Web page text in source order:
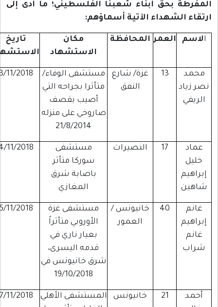
بحق أبناء شعبنا الفلسطيني؛ ما أدى إلى
الشهداء الآتية أسماؤهم:
لاسم العمر المحافظة
مكان
الاستشهاد
تاريخ
الاستشهاد
محمد
نصر زياد
الريفي
غزة/ شارع
النفق
مستشفى الوفاء/
متأثرا بجراحه التي
أصيب بقصف
صاروخي على منزله
21/8/2014
3/11/2018
عماد
خليل
إبراهيم
شاهين
النصيرات
مستشفى
سوركا متأثر
باصابة شرق
المغازي
4/11/2018
غانم
إبراهيم
غانم
شراب
40
خانيونس /
العمور
مستشفى غزة
الأوروبي متأثراً
بعيار ناري في
قدمه اليسرى،
شرق خانيونس في
19/10/2018
5/11/2018
أحمد
خانيونس
المستشفى الأهلي
7/11/2018